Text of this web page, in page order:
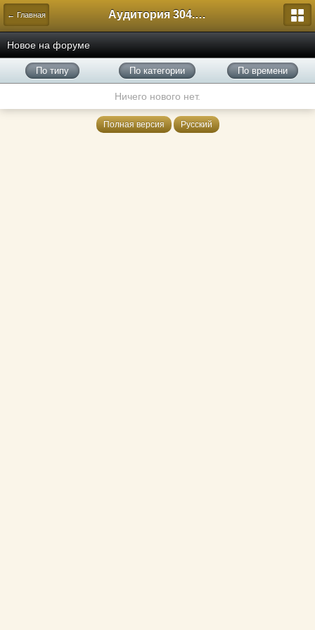
← Главная Аудитория 304. История России
Новое на форуме
По типу По категории По времени
Ничего нового нет.
Полная версия Русский